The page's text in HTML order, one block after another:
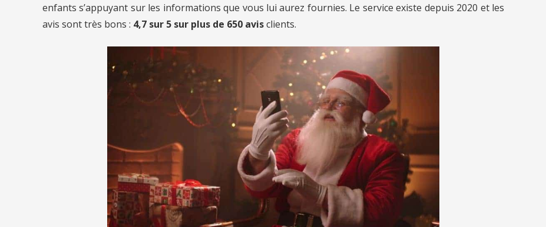
enfants s’appuyant sur les informations que vous lui aurez fournies. Le service existe depuis 2020 et les
avis sont très bons : 4,7 sur 5 sur plus de 650 avisclients.